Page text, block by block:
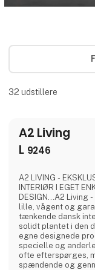
32 udstillere
A2 Living
L 9246
A2 LIVING -
INTERIØR I EGET
DESIGN...A2 Living -
lille, vågent og
tænkende dansk
solidt plantet i den
egne designede
specielle og
ofte efterspørges,
spændende og